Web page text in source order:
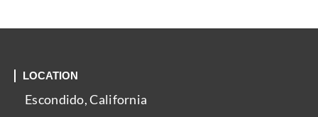
LOCATION
Escondido, California